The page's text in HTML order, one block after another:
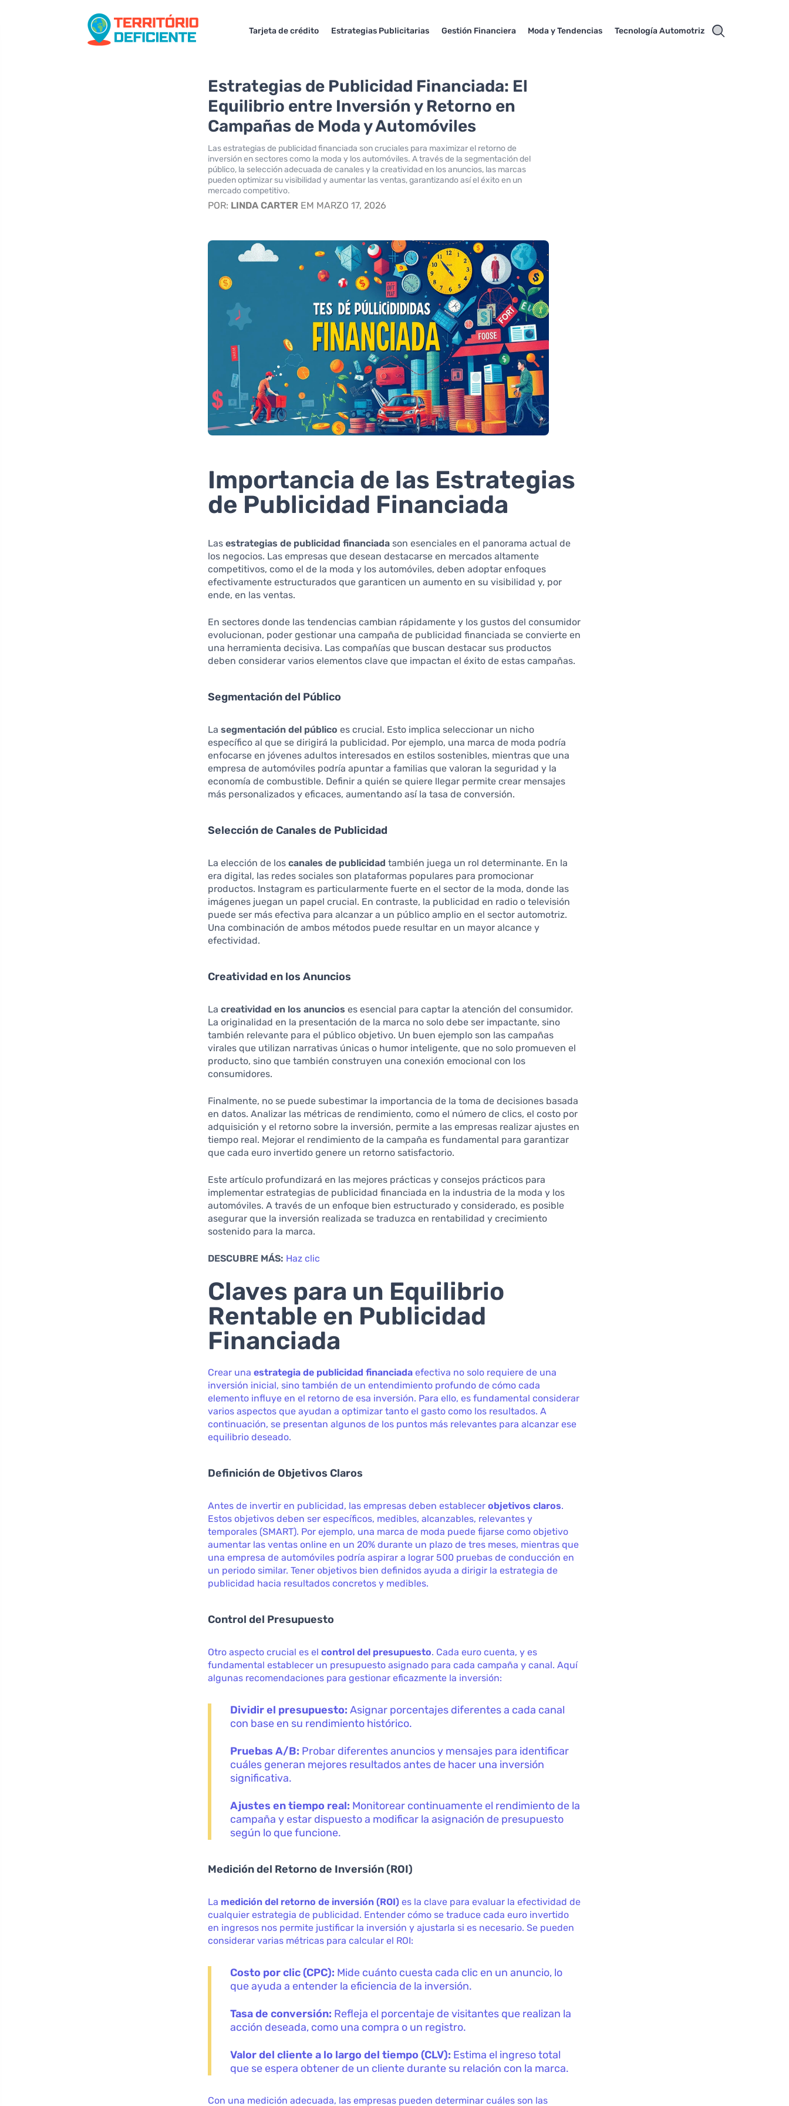
Tarjeta de crédito Estrategias Publicitarias Gestión Financiera Moda y Tendencias Tecnología Automotriz
Estrategias de Publicidad Financiada: El
Equilibrio entre Inversión y Retorno en
Campañas de Moda y Automóviles
Las estrategias de publicidad financiada son cruciales para maximizar el retorno de
inversión en sectores como la moda y los automóviles. A través de la segmentación del
público, la selección adecuada de canales y la creatividad en los anuncios, las marcas
pueden optimizar su visibilidad y aumentar las ventas, garantizando así el éxito en un
mercado competitivo.
POR: LINDA CARTER EM MARZO 17, 2026
Importancia de las Estrategias
de Publicidad Financiada
Lasestrategias de publicidad financiada son esenciales en el panorama actual de
los negocios. Las empresas que desean destacarse en mercados altamente
competitivos, como el de la moda y los automóviles, deben adoptar enfoques
efectivamente estructurados que garanticen un aumento en su visibilidad y, por
ende, en las ventas.
En sectores donde las tendencias cambian rápidamente y los gustos del consumidor
evolucionan, poder gestionar una campaña de publicidad financiada se convierte en
una herramienta decisiva. Las compañías que buscan destacar sus productos
deben considerar varios elementos clave que impactan el éxito de estas campañas.
Segmentación del Público
Lasegmentación del público es crucial. Esto implica seleccionar un nicho
específico al que se dirigirá la publicidad. Por ejemplo, una marca de moda podría
enfocarse en jóvenes adultos interesados en estilos sostenibles, mientras que una
empresa de automóviles podría apuntar a familias que valoran la seguridad y la
economía de combustible. Definir a quién se quiere llegar permite crear mensajes
más personalizados y eficaces, aumentando así la tasa de conversión.
Selección de Canales de Publicidad
La elección de loscanales de publicidad también juega un rol determinante. En la
era digital, las redes sociales son plataformas populares para promocionar
productos. Instagram es particularmente fuerte en el sector de la moda, donde las
imágenes juegan un papel crucial. En contraste, la publicidad en radio o televisión
puede ser más efectiva para alcanzar a un público amplio en el sector automotriz.
Una combinación de ambos métodos puede resultar en un mayor alcance y
efectividad.
Creatividad en los Anuncios
Lacreatividad en los anuncios es esencial para captar la atención del consumidor.
La originalidad en la presentación de la marca no solo debe ser impactante, sino
también relevante para el público objetivo. Un buen ejemplo son las campañas
virales que utilizan narrativas únicas o humor inteligente, que no solo promueven el
producto, sino que también construyen una conexión emocional con los
consumidores.
Finalmente, no se puede subestimar la importancia de la toma de decisiones basada
en datos. Analizar las métricas de rendimiento, como el número de clics, el costo por
adquisición y el retorno sobre la inversión, permite a las empresas realizar ajustes en
tiempo real. Mejorar el rendimiento de la campaña es fundamental para garantizar
que cada euro invertido genere un retorno satisfactorio.
Este artículo profundizará en las mejores prácticas y consejos prácticos para
implementar estrategias de publicidad financiada en la industria de la moda y los
automóviles. A través de un enfoque bien estructurado y considerado, es posible
asegurar que la inversión realizada se traduzca en rentabilidad y crecimiento
sostenido para la marca.
DESCUBRE MÁS: Haz clic
Claves para un Equilibrio
Rentable en Publicidad
Financiada
Crear unaestrategia de publicidad financiada efectiva no solo requiere de una
inversión inicial, sino también de un entendimiento profundo de cómo cada
elemento influye en el retorno de esa inversión. Para ello, es fundamental considerar
varios aspectos que ayudan a optimizar tanto el gasto como los resultados. A
continuación, se presentan algunos de los puntos más relevantes para alcanzar ese
equilibrio deseado.
Definición de Objetivos Claros
Antes de invertir en publicidad, las empresas deben establecerobjetivos claros.
Estos objetivos deben ser específicos, medibles, alcanzables, relevantes y
temporales (SMART). Por ejemplo, una marca de moda puede fijarse como objetivo
aumentar las ventas online en un 20% durante un plazo de tres meses, mientras que
una empresa de automóviles podría aspirar a lograr 500 pruebas de conducción en
un periodo similar. Tener objetivos bien definidos ayuda a dirigir la estrategia de
publicidad hacia resultados concretos y medibles.
Control del Presupuesto
Otro aspecto crucial es elcontrol del presupuesto. Cada euro cuenta, y es
fundamental establecer un presupuesto asignado para cada campaña y canal. Aquí
algunas recomendaciones para gestionar eficazmente la inversión:
Dividir el presupuesto: Asignar porcentajes diferentes a cada canal
con base en su rendimiento histórico.
Pruebas A/B: Probar diferentes anuncios y mensajes para identificar
cuáles generan mejores resultados antes de hacer una inversión
significativa.
Ajustes en tiempo real: Monitorear continuamente el rendimiento de la
campaña y estar dispuesto a modificar la asignación de presupuesto
según lo que funcione.
Medición del Retorno de Inversión (ROI)
La medición del retorno de inversión (ROI) es la clave para evaluar la efectividad de
cualquier estrategia de publicidad. Entender cómo se traduce cada euro invertido
en ingresos nos permite justificar la inversión y ajustarla si es necesario. Se pueden
considerar varias métricas para calcular el ROI:
Costo por clic (CPC): Mide cuánto cuesta cada clic en un anuncio, lo
que ayuda a entender la eficiencia de la inversión.
Tasa de conversión: Refleja el porcentaje de visitantes que realizan la
acción deseada, como una compra o un registro.
Valor del cliente a lo largo del tiempo (CLV): Estima el ingreso total
que se espera obtener de un cliente durante su relación con la marca.
Con una medición adecuada, las empresas pueden determinar cuáles son las